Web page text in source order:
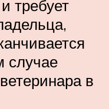
требует
случае
в